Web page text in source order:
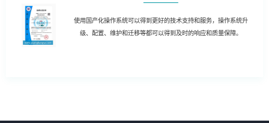
使用国产化操作系统可以得到更好的技术支持和服务，操作系统升
级、配置、维护和迁移等都可以得到及时的响应和质量保障。